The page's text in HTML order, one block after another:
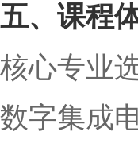
五、课程
核心专业
数字集成